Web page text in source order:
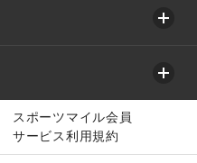
スポーツマイル会員
サービス利用規約